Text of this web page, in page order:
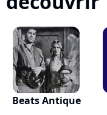
Beats Antique